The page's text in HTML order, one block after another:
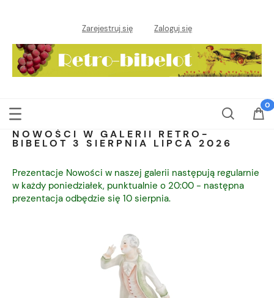
Zarejestruj się Zaloguj się
NOWOŚCI W GALERII RETRO-
BIBELOT 3 SIERPNIA LIPCA 2026
Prezentacje Nowości w naszej galerii następują regularnie
w każdy poniedziałek, punktualnie o 20:00 - następna
prezentacja odbędzie się 10 sierpnia.